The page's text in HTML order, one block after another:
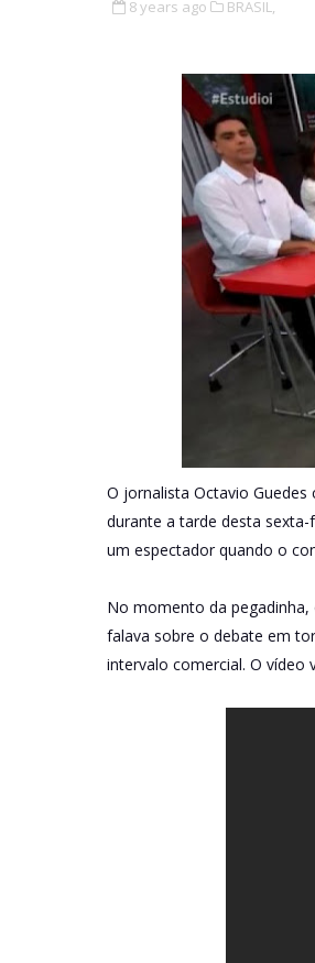
8 years ago BRASIL,
O jornalista Octavio
durante a tarde desta
um espectador quando o
No momento da
falava sobre o debate em
intervalo comercial. O vídeo